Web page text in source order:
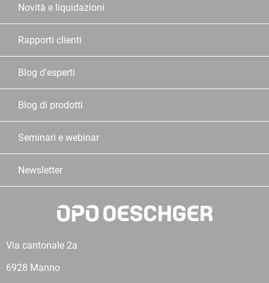
Novità e liquidazioni
Rapporti clienti
Blog d'esperti
Blog di prodotti
Seminari e webinar
Newsletter
Via cantonale 2a
6928 Manno